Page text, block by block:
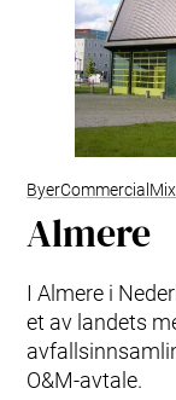
ByerCommercial
Almere
I Almere i
et av landets
O&M‑avtale.